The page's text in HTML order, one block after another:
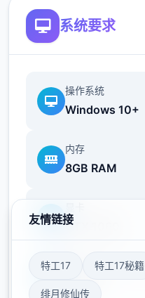
系统要求
操作系统
Windows 10+
内存
8GB RAM
GTX 1060
存储空间
友情链接
特工17 特工17秘籍
绯月修仙传